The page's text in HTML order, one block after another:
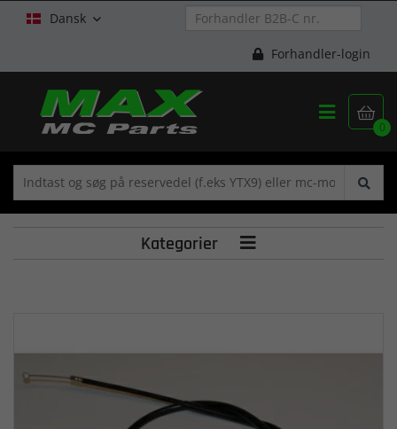
Dansk 
Forhandler-login

0

Kategorier 